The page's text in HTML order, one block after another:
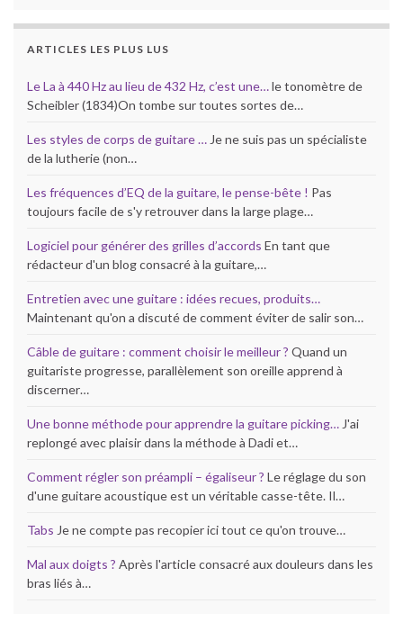
ARTICLES LES PLUS LUS
Le La à 440 Hz au lieu de 432 Hz, c’est une…le tonomètre de
Scheibler (1834)On tombe sur toutes sortes de…
Les styles de corps de guitare … Je ne suis pas un spécialiste
de la lutherie (non…
Les fréquences d’EQ de la guitare, le pense-bête ! Pas
toujours facile de s'y retrouver dans la large plage…
Logiciel pour générer des grilles d’accords En tant que
rédacteur d'un blog consacré à la guitare,…
Entretien avec une guitare : idées recues, produits…
Maintenant qu'on a discuté de comment éviter de salir son…
Câble de guitare : comment choisir le meilleur ? Quand un
guitariste progresse, parallèlement son oreille apprend à
discerner…
Une bonne méthode pour apprendre la guitare picking… J'ai
replongé avec plaisir dans la méthode à Dadi et…
Comment régler son préampli – égaliseur ? Le réglage du son
d'une guitare acoustique est un véritable casse-tête. Il…
Tabs Je ne compte pas recopier ici tout ce qu'on trouve…
Mal aux doigts ? Après l'article consacré aux douleurs dans les
bras liés à…